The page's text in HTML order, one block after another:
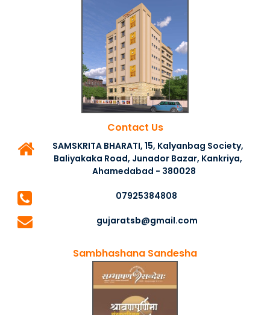
Contact Us
SAMSKRITA BHARATI, 15, Kalyanbag Society,
Baliyakaka Road, Junador Bazar, Kankriya,
Ahamedabad - 380028
07925384808
gujaratsb@gmail.com
Sambhashana Sandesha